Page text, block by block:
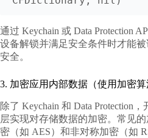
通过 Keychain 或 Data Protection
设备解锁并满足安全条件时才能
安全。
3. 加密应用内部数据（使用加密算
除了 Keychain 和 Data Protection
层实现对存储数据的加密。常见
密（如 AES）和非对称加密（如